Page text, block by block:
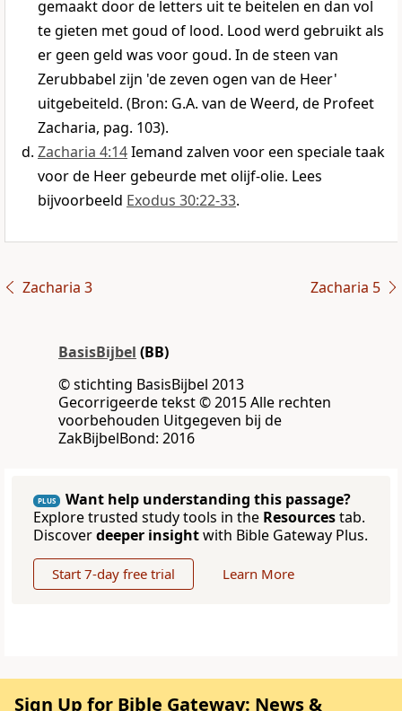
gemaakt door de letters uit te beitelen en dan vol
te gieten met goud of lood. Lood werd gebruikt als
er geen geld was voor goud. In de steen van
Zerubbabel zijn 'de zeven ogen van de Heer'
uitgebeiteld. (Bron: G.A. van de Weerd, de Profeet
Zacharia, pag. 103).
Zacharia 4:14Iemand zalven voor een speciale taak
voor de Heer gebeurde met olijf-olie. Lees
bijvoorbeeld Exodus 30:22-33.
Zacharia 3 Zacharia 5
BasisBijbel (BB)
© stichting BasisBijbel 2013
Gecorrigeerde tekst © 2015 Alle rechten
voorbehouden Uitgegeven bij de
ZakBijbelBond: 2016
PLUS
Want help understanding this passage?
Explore trusted study tools in the Resourcestab.
Discoverdeeper insightwith Bible Gateway Plus.
Start 7-day free trial Learn More
Sign Up for Bible Gateway: News &